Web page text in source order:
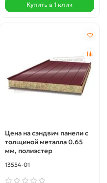
Купить в 1 клик
Цена на сэндвич панели с
толщиной металла 0.65
мм, полиэстер
13554-01